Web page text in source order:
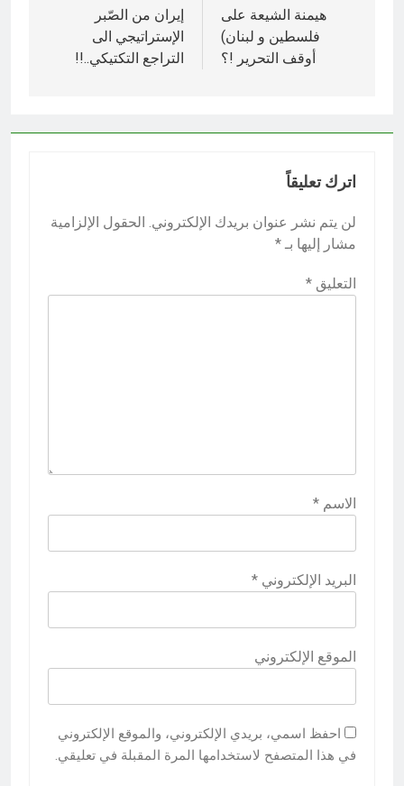
المقالات
هيمنة الشيعة على
فلسطين و لبنان)
أوقف التحرير !؟
إيران من الصّبر
الإستراتيجي الى
التراجع التكتيكي..!!
اترك تعليقاً
لن يتم نشر عنوان بريدك الإلكتروني. الحقول الإلزامية
مشار إليها بـ *
التعليق *
الاسم *
البريد الإلكتروني *
الموقع الإلكتروني
احفظ اسمي، بريدي الإلكتروني، والموقع الإلكتروني
في هذا المتصفح لاستخدامها المرة المقبلة في تعليقي.